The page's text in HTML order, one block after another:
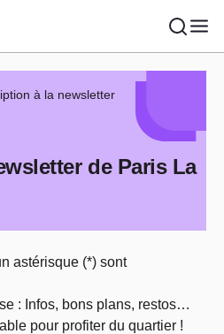
à la newsletter
de Paris La
astérisque (*) sont
: Infos, bons plans, restos…
pour profiter du quartier !